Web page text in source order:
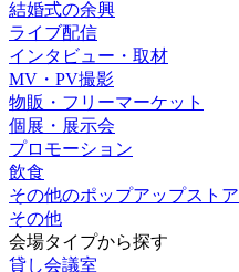
結婚式の余興
ライブ配信
インタビュー・取材
MV・PV撮影
物販・フリーマーケット
個展・展示会
プロモーション
飲食
その他のポップアップストア
その他
会場タイプから探す
貸し会議室